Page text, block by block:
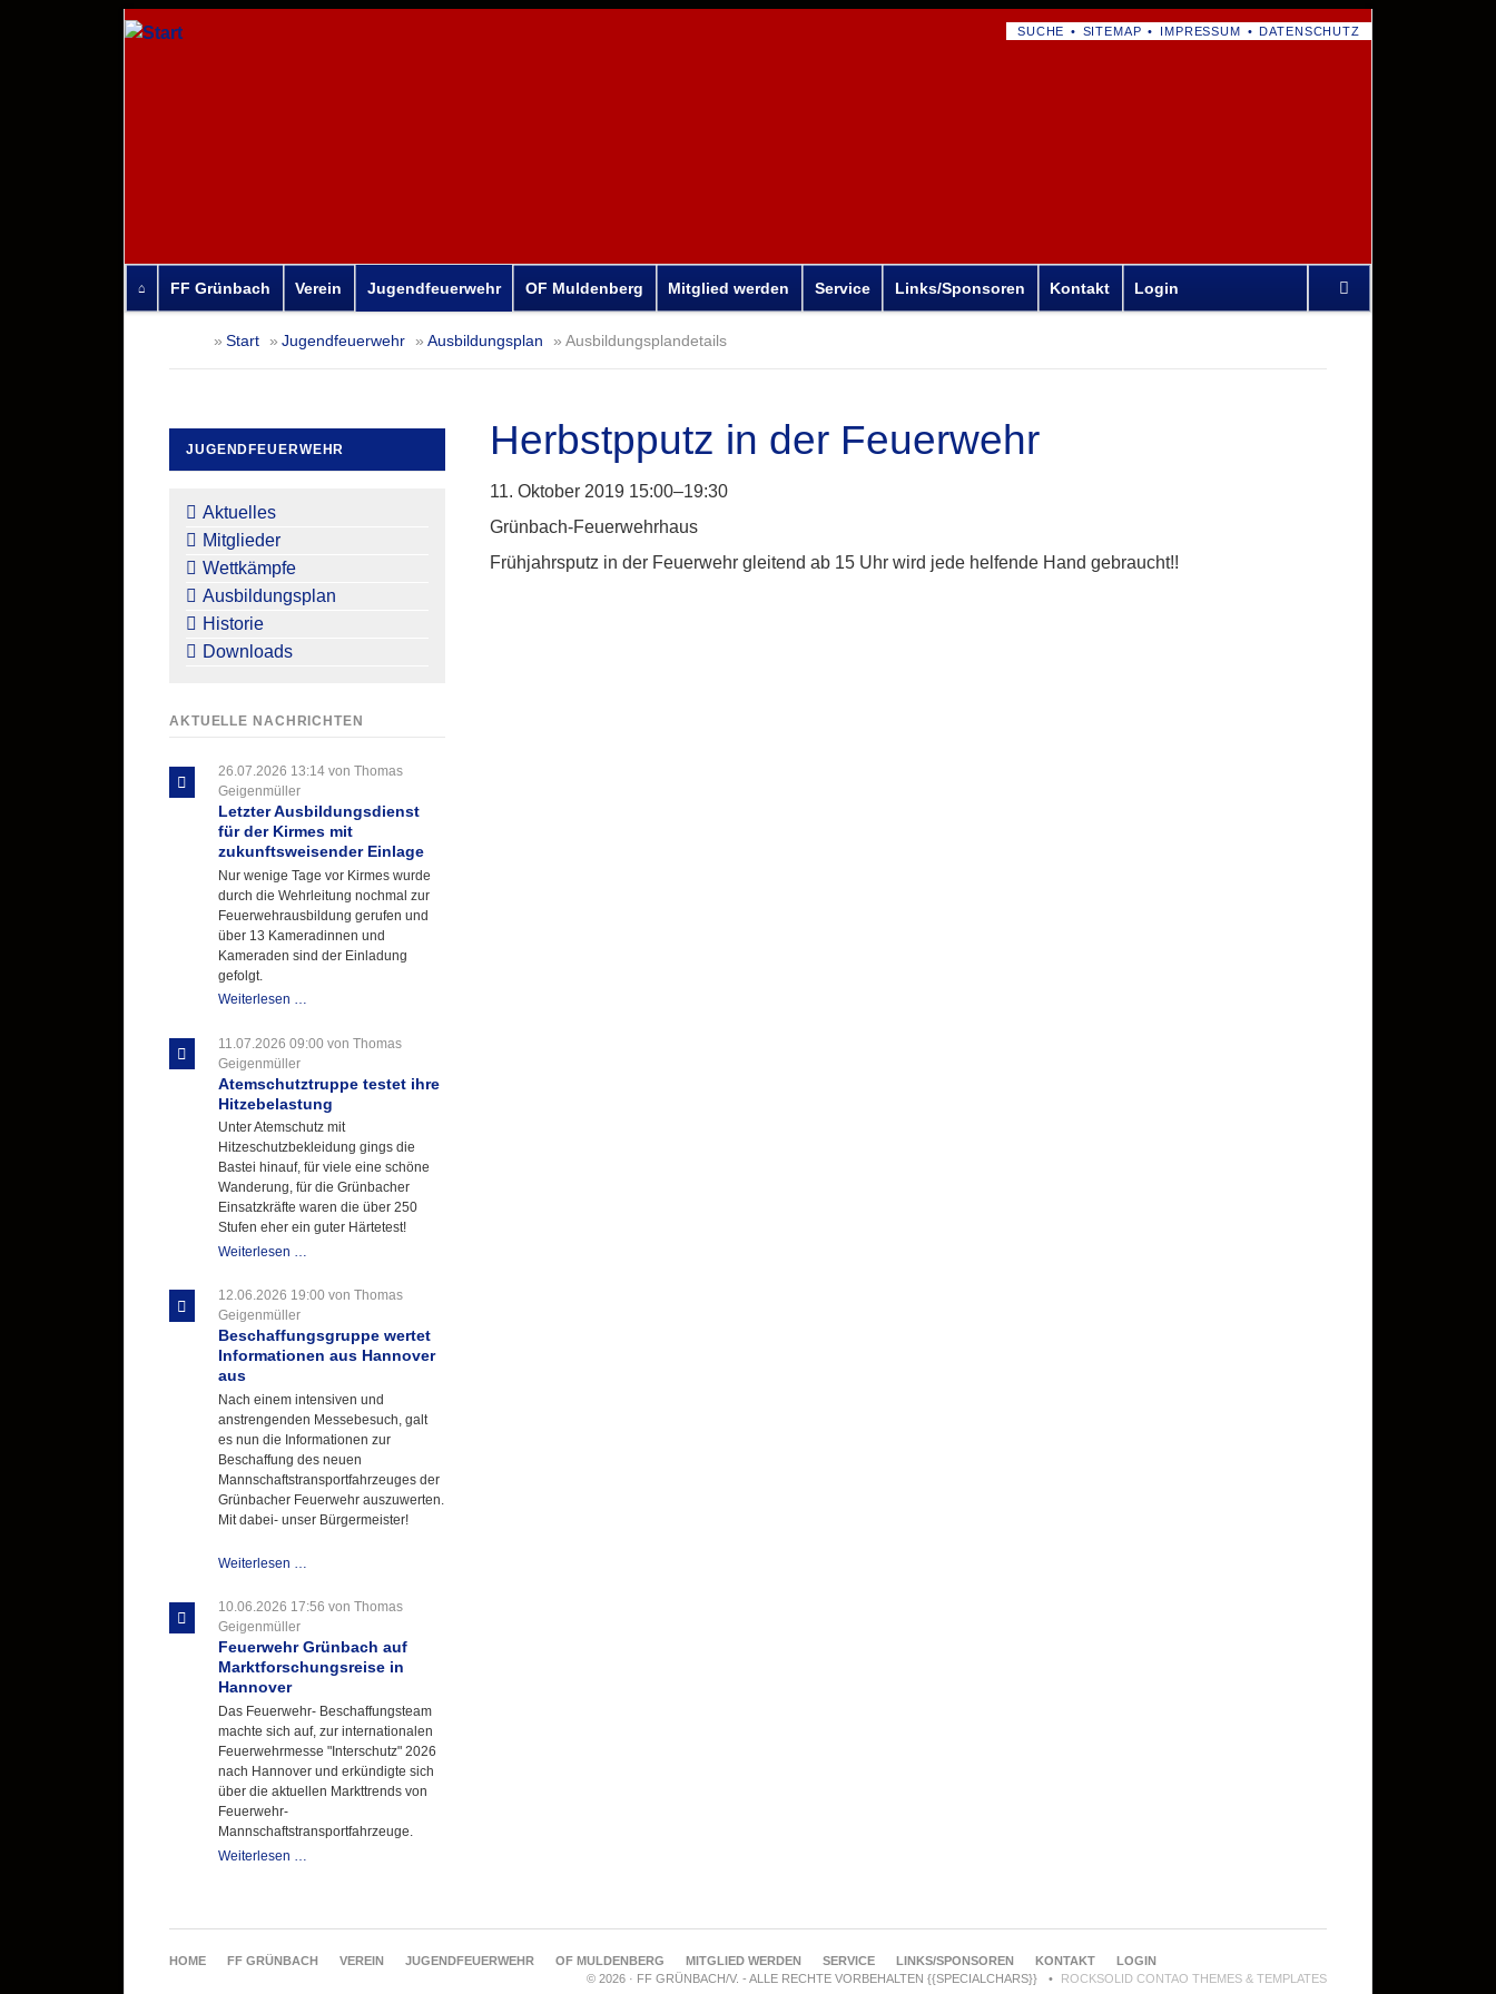
NAVIGATION
SUCHE SITEMAP IMPRESSUM DATENSCHUTZ
überspringen
FF Grünbach Verein Jugendfeuerwehr OF Muldenberg Mitglied werden Service Links/Sponsoren Kontakt Login
überspringen
Start Jugendfeuerwehr Ausbildungsplan Ausbildungsplandetails
Herbstpputz in der Feuerwehr
11. Oktober 2019 15:00–19:30
Grünbach-Feuerwehrhaus
Frühjahrsputz in der Feuerwehr gleitend ab 15 Uhr wird jede helfende Hand gebraucht!!
JUGENDFEUERWEHR
überspringen
Aktuelles
Mitglieder
Wettkämpfe
Ausbildungsplan
Historie
Downloads
AKTUELLE NACHRICHTEN
26.07.2026 13:14 von Thomas
Geigenmüller
Letzter Ausbildungsdienst
für der Kirmes mit
zukunftsweisender Einlage
Nur wenige Tage vor Kirmes wurde
durch die Wehrleitung nochmal zur
Feuerwehrausbildung gerufen und
über 13 Kameradinnen und
Kameraden sind der Einladung
gefolgt.
Weiterlesen …
für
Kirmes
mit
zukunftsweisender
Einlage
11.07.2026 09:00 von Thomas
Geigenmüller
Atemschutztruppe testet ihre
Hitzebelastung
Unter Atemschutz mit
Hitzeschutzbekleidung gings die
Bastei hinauf, für viele eine schöne
Wanderung, für die Grünbacher
Einsatzkräfte waren die über 250
Stufen eher ein guter Härtetest!
Weiterlesen …
ihre
12.06.2026 19:00 von Thomas
Geigenmüller
Beschaffungsgruppe wertet
Informationen aus Hannover
aus
Nach einem intensiven und
anstrengenden Messebesuch, galt
es nun die Informationen zur
Beschaffung des neuen
Mannschaftstransportfahrzeuges der
Grünbacher Feuerwehr auszuwerten.
Mit dabei- unser Bürgermeister!
Weiterlesen …
Informationen
Hannover
aus
10.06.2026 17:56 von Thomas
Geigenmüller
Feuerwehr Grünbach auf
Marktforschungsreise in
Hannover
Das Feuerwehr- Beschaffungsteam
machte sich auf, zur internationalen
Feuerwehrmesse "Interschutz" 2026
nach Hannover und erkündigte sich
über die aktuellen Markttrends von
Feuerwehr-
Mannschaftstransportfahrzeuge.
Weiterlesen …
in
Hannover
NAVIGATION
HOME FF GRÜNBACH VEREIN JUGENDFEUERWEHR OF MULDENBERG MITGLIED WERDEN SERVICE LINKS/SPONSOREN KONTAKT
LOGIN
© 2026 · FF GRÜNBACH/V. - ALLE RECHTE VORBEHALTEN {{SPECIALCHARS}}
ROCKSOLID CONTAO THEMES & TEMPLATES